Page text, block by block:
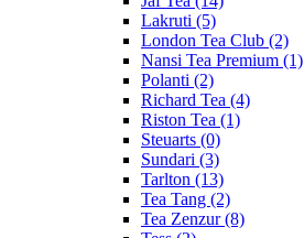
Lakruti (5)
London Tea Club (2)
Nansi Tea Premium (1)
Polanti (2)
Richard Tea (4)
Riston Tea (1)
Steuarts (0)
Sundari (3)
Tarlton (13)
Tea Tang (2)
Tea Zenzur(8)